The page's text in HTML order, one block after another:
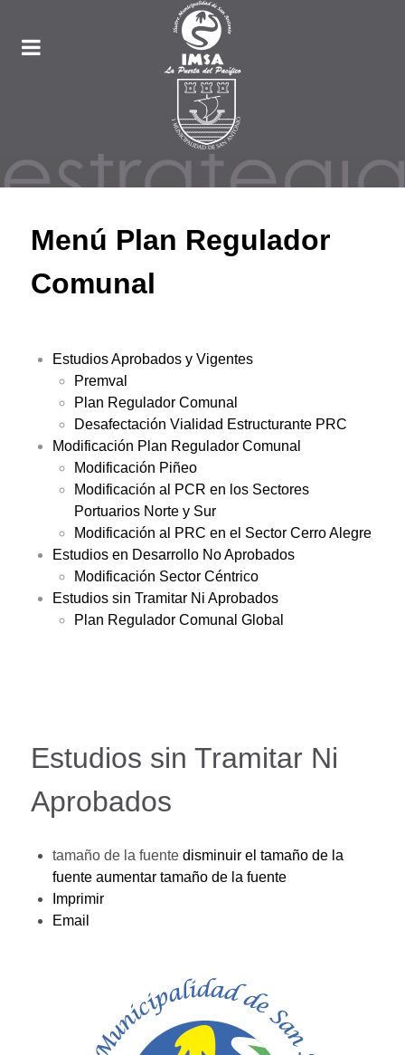
Menú Plan Regulador
Comunal
Estudios Aprobados y Vigentes
Premval
Plan Regulador Comunal
Desafectación Vialidad Estructurante PRC
Modificación Plan Regulador Comunal
Modificación Piñeo
Modificación al PCR en los Sectores
Portuarios Norte y Sur
Modificación al PRC en el Sector Cerro Alegre
Estudios en Desarrollo No Aprobados
Modificación Sector Céntrico
Estudios sin Tramitar Ni Aprobados
Plan Regulador Comunal Global
Estudios sin Tramitar Ni
Aprobados
tamaño de la fuente disminuir el tamaño de la
fuente aumentar tamaño de la fuente
Imprimir
Email